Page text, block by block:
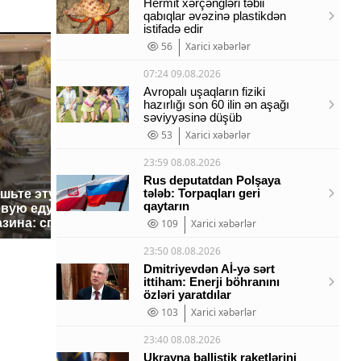
эту
еду из
список
В ОАЭ произошло
жестокое убийство
криптомиллионера
Все
Hermit xərçəngləri təbii
qabıqlar əvəzinə plastikdən
istifadə edir
56
Xarici xəbərlər
07:24 09.08.2026
Avropalı uşaqların fiziki
hazırlığı son 60 ilin ən aşağı
səviyyəsinə düşüb
53
Xarici xəbərlər
23:59 08.08.2026
Rus deputatdan Polşaya
tələb: Torpaqları geri
qaytarın
109
Xarici xəbərlər
23:50 08.08.2026
Dmitriyevdən Aİ-yə sərt
ittiham: Enerji böhranını
özləri yaratdılar
103
Xarici xəbərlər
23:40 08.08.2026
Ukrayna ballistik raketlərini